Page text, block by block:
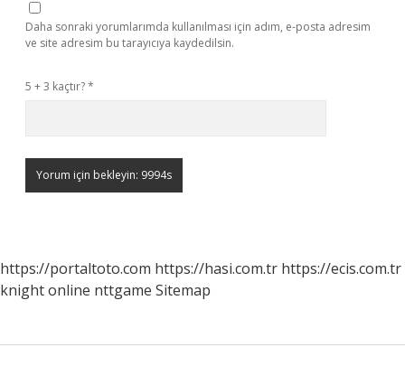
Daha sonraki yorumlarımda kullanılması için adım, e-posta adresim
ve site adresim bu tarayıcıya kaydedilsin.
5 + 3 kaçtır?*
https://portaltoto.com https://hasi.com.tr https://ecis.com.tr
knight online nttgame Sitemap